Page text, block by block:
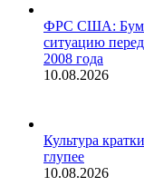
ФРС США: Бум
ситуацию
2008 года
10.08.2026
Культура
глупее
10.08.2026